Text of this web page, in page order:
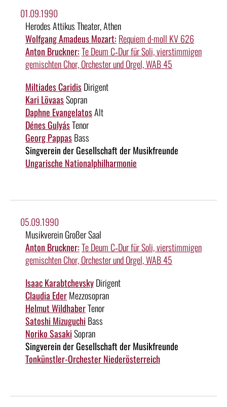
01.09.1990
Herodes Attikus Theater, Athen
Wolfgang Amadeus Mozart: Requiem d-moll KV 626
Anton Bruckner:Te Deum C‑Dur für Soli, vierstimmigen
gemischten Chor, Orchester und Orgel, WAB 45
Miltiades CaridisDirigent
Kari LövaasSopran
Daphne EvangelatosAlt
Dénes GulyásTenor
Georg PappasBass
Singverein der Gesellschaft der Musikfreunde
Ungarische Nationalphilharmonie
05.09.1990
Musikverein Großer Saal
Anton Bruckner:Te Deum C‑Dur für Soli, vierstimmigen
gemischten Chor, Orchester und Orgel, WAB 45
Isaac KarabtchevskyDirigent
Claudia EderMezzosopran
Helmut WildhaberTenor
Satoshi Mizuguchi Bass
Noriko SasakiSopran
Singverein der Gesellschaft der Musikfreunde
Tonkünstler-Orchester Niederösterreich